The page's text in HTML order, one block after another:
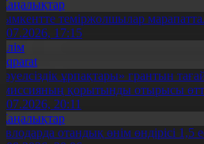
теміржолшылар
17:15
ұрпақтары» грантын
қорытынды отырысы
20:11
отандық өнім өндірісі 1,5